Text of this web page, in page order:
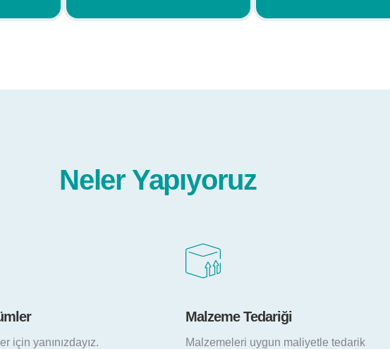
Neler Yapıyoruz
uygun maliyetle tedarik
Mühendislik ve Kurulum